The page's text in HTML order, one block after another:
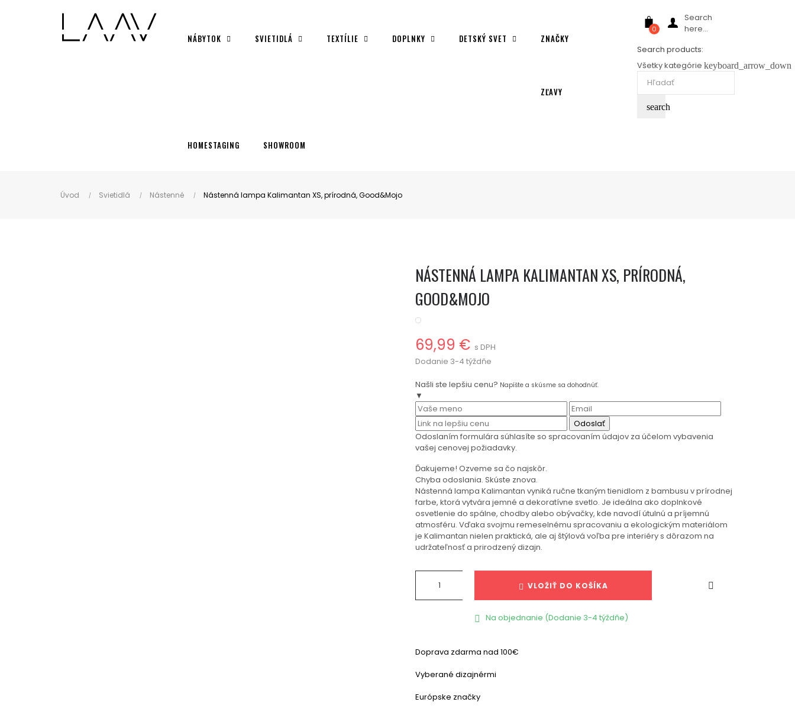
NÁBYTOK SVIETIDLÁ TEXTÍLIE DOPLNKY DETSKÝ SVET ZNAČKY
ZĽAVY
HOMESTAGING SHOWROOM
0
Search
here...
Search products:
Všetky kategórie keyboard_arrow_down
search
Úvod Svietidlá Nástenné Nástenná lampa Kalimantan XS, prírodná, Good&Mojo
NÁSTENNÁ LAMPA KALIMANTAN XS, PRÍRODNÁ,
GOOD&MOJO
69,99 € s DPH
Dodanie 3-4 týždňe
Našli ste lepšiu cenu? Napíšte a skúsme sa dohodnúť.
▼
Odoslať
Odoslaním formulára súhlasíte so spracovaním údajov za účelom vybavenia
vašej cenovej požiadavky.
Ďakujeme! Ozveme sa čo najskôr.
Chyba odoslania. Skúste znova.
Nástenná lampa Kalimantan vyniká ručne tkaným tienidlom z bambusu v prírodnej
farbe, ktorá vytvára jemné a dekoratívne svetlo. Je ideálna ako doplnkové
osvetlenie do spálne, chodby alebo obývačky, kde navodí útulnú a príjemnú
atmosféru. Vďaka svojmu remeselnému spracovaniu a ekologickým materiálom
je Kalimantan nielen praktická, ale aj štýlová voľba pre interiéry s dôrazom na
udržateľnosť a prirodzený dizajn.
VLOŽIŤ DO KOŠÍKA 
 Na objednanie (Dodanie 3-4 týždňe)
Doprava zdarma nad 100€
Vyberané dizajnérmi
Európske značky